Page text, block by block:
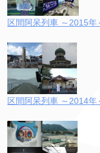
区間阿呆列車 ～2015年
区間阿呆列車 ～2014年